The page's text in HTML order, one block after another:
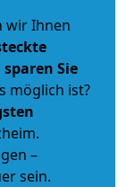
wir Ihnen
sparen Sie
möglich ist?
–
sein.